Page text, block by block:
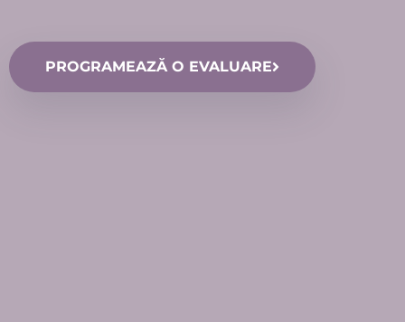
PROGRAMEAZĂ O EVALUARE